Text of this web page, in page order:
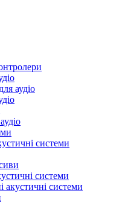
аудіо
системи
системи
акустичні системи